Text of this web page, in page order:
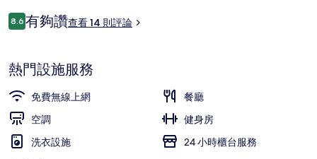
片
評
論
8.68.6 分，滿分 10 分，
有夠讚查看 14 則評論
熱門設施服務
免費無線上網
餐廳
空調
健身房
洗衣設施
24 小時櫃台服務